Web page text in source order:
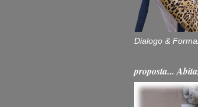
Dialogo &
proposta...